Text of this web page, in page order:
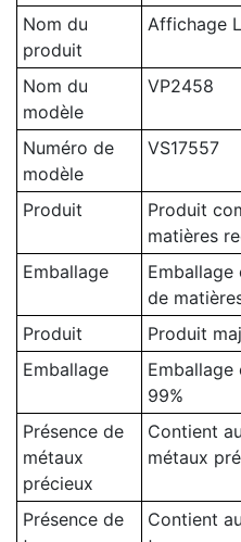
Nom du
produit
Affichage
Nom du
modèle
VP2458
Numéro de
modèle
VS17557
Produit
Produit
matières
Emballage
de
Produit
Produit
Emballage
Emballage
99%
Présence de
métaux
précieux
Contient
métaux
Présence de
Contient